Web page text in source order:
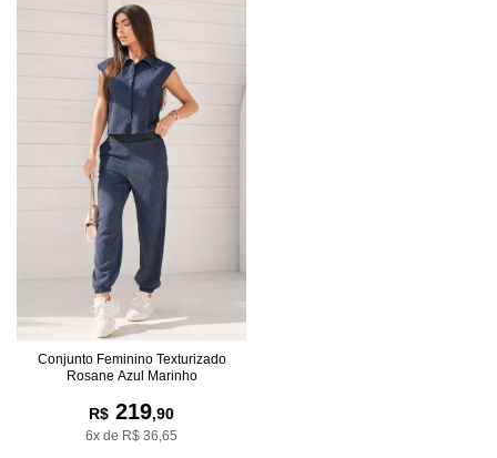
Conjunto Feminino Texturizado
Rosane Azul Marinho
R$ 219,90
6x de R$ 36,65